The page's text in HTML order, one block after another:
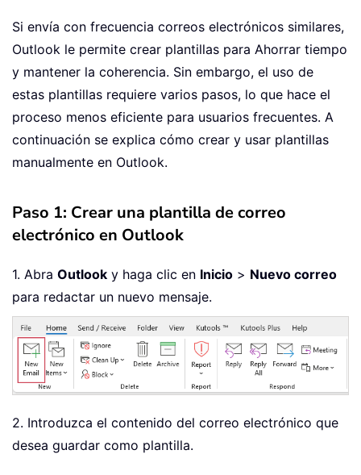
Si envía con frecuencia correos electrónicos similares,
Outlook le permite crear plantillas para Ahorrar tiempo
y mantener la coherencia. Sin embargo, el uso de
estas plantillas requiere varios pasos, lo que hace el
proceso menos eficiente para usuarios frecuentes. A
continuación se explica cómo crear y usar plantillas
manualmente en Outlook.
Paso 1: Crear una plantilla de correo
electrónico en Outlook
1. Abra Outlook y haga clic en Inicio > Nuevo correo
para redactar un nuevo mensaje.
2. Introduzca el contenido del correo electrónico que
desea guardar como plantilla.